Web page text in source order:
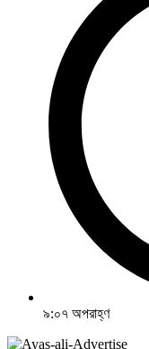
৯:০৭ অপরাহ্ণ